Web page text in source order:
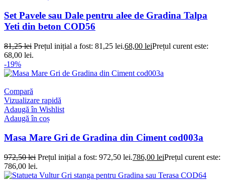
Set Pavele sau Dale pentru alee de Gradina Talpa
Yeti din beton COD56
81,25lei Prețul inițial a fost: 81,25 lei.68,00 leiPrețul curent este:
68,00 lei.
-19%
Compară
Vizualizare rapidă
Adaugă în Wishlist
Adaugă în coș
Masa Mare Gri de Gradina din Ciment cod003a
972,50lei Prețul inițial a fost: 972,50 lei.786,00 leiPrețul curent este:
786,00 lei.